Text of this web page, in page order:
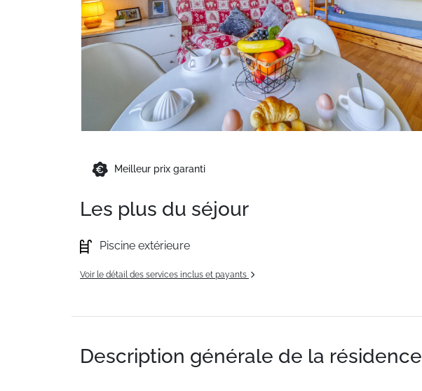
Meilleur prix garanti
Les plus du séjour
Piscine extérieure
Voir le détail des services inclus et payants
Description générale de la résidence